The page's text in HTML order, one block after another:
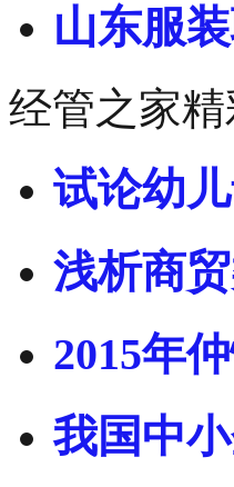
山东服
经管之家
试论幼
浅析商
2015年
我国中